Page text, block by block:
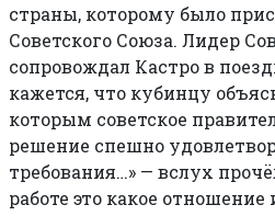
страны, которому было
Советского Союза. Лидер
сопровождал Кастро в
кажется, что кубинцу
которым советское
решение спешно
требования…» — вслух
работе это какое отношение